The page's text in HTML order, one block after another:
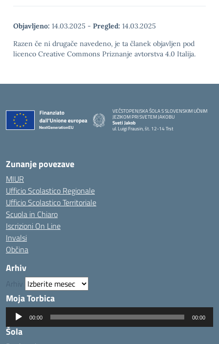
Objavljeno: 14.03.2025 - Pregled: 14.03.2025
Razen če ni drugače navedeno, je ta članek objavljen pod
licenco Creative Commons Priznanje avtorstva 4.0 Italija.
VEČSTOPENJSKA ŠOLA S SLOVENSKIM UČNIM
JEZIKOM PRI SVETEM JAKOBU
Sveti Jakob
ul. Luigi Frausin, št. 12-14 Trst
— Visita la pagina iniziale della scuola
Zunanje povezave
MIUR
Ufficio Scolastico Regionale
Ufficio Scolastico Territoriale
Scuola in Chiaro
Iscrizioni On Line
Invalsi
Občina
Arhiv
Arhiv
Moja Torbica
Predvajalnik
zvoka
00:00 00:00
Šola